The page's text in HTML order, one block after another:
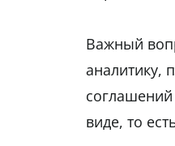
Важный
аналитику,
виде, то